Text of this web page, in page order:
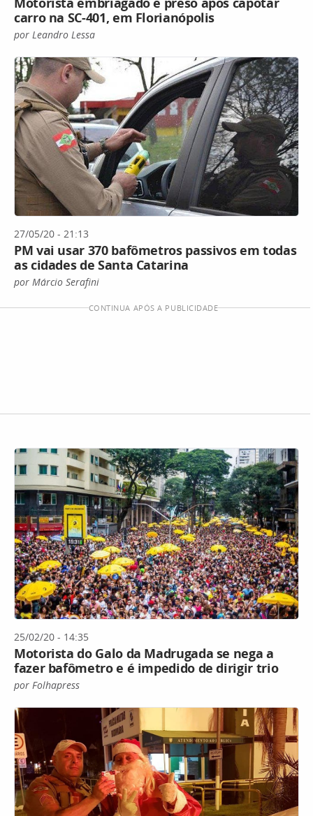
carro na SC-401, em Florianópolis
por Leandro Lessa
27/05/20 - 21:13
PM vai usar 370 bafômetros passivos em todas
as cidades de Santa Catarina
por Márcio Serafini
CONTINUA APÓS A PUBLICIDADE
25/02/20 - 14:35
Motorista do Galo da Madrugada se nega a
fazer bafômetro e é impedido de dirigir trio
por Folhapress